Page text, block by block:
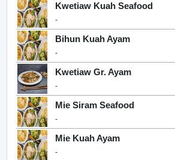
Kwetiaw Kuah Seafood
-
Bihun Kuah Ayam
-
Kwetiaw Gr. Ayam
-
Mie Siram Seafood
-
Mie Kuah Ayam
-